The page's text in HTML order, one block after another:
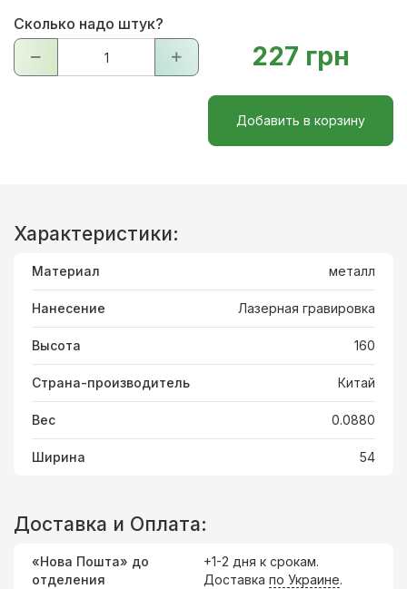
Сколько надо штук?
227 грн
Добавить в корзину
Характеристики:
Материал металл
Нанесение Лазерная гравировка
Высота 160
Страна-производитель Китай
Вес 0.0880
Ширина 54
Доставка и Оплата:
«Нова Пошта» до
отделения
+1-2 дня к срокам.
Доставка по Украине.